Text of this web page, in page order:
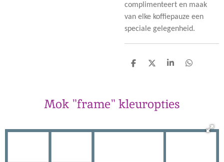
complimenteert en maak
van elke koffiepauze een
speciale gelegenheid.
D
n
D
S
e
D
Mok "frame" kleuropties